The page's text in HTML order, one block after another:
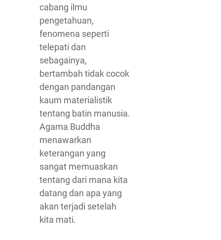
cabang ilmu
pengetahuan,
fenomena seperti
telepati dan
sebagainya,
bertambah tidak cocok
dengan pandangan
kaum materialistik
tentang batin manusia.
Agama Buddha
menawarkan
keterangan yang
sangat memuaskan
tentang dari mana kita
datang dan apa yang
akan terjadi setelah
kita mati.